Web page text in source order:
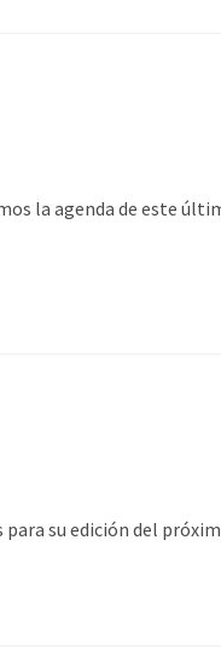
la agenda de este
su edición del